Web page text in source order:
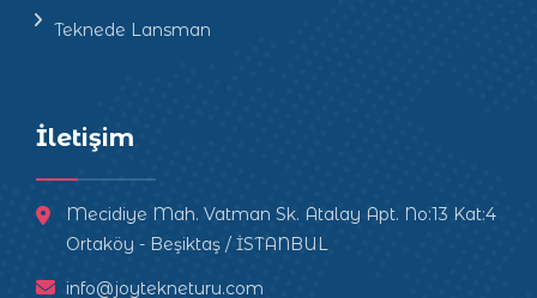
Teknede Lansman
İletişim
Mecidiye Mah. Vatman Sk. Atalay Apt. No:13 Kat:4
Ortaköy - Beşiktaş / İSTANBUL
info@joytekneturu.com